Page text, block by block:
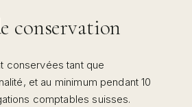
conservation
conservées tant que
et au minimum pendant 10
comptables suisses.